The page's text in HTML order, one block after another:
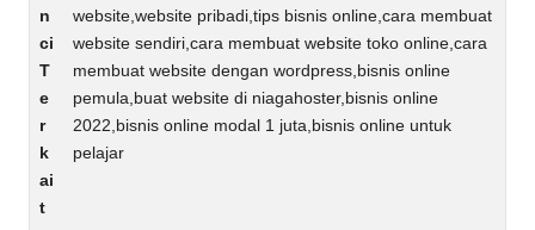
n
ci
T
e
r
k
ai
t
website,website pribadi,tips bisnis online,cara membuat
website sendiri,cara membuat website toko online,cara
membuat website dengan wordpress,bisnis online
pemula,buat website di niagahoster,bisnis online
2022,bisnis online modal 1 juta,bisnis online untuk
pelajar